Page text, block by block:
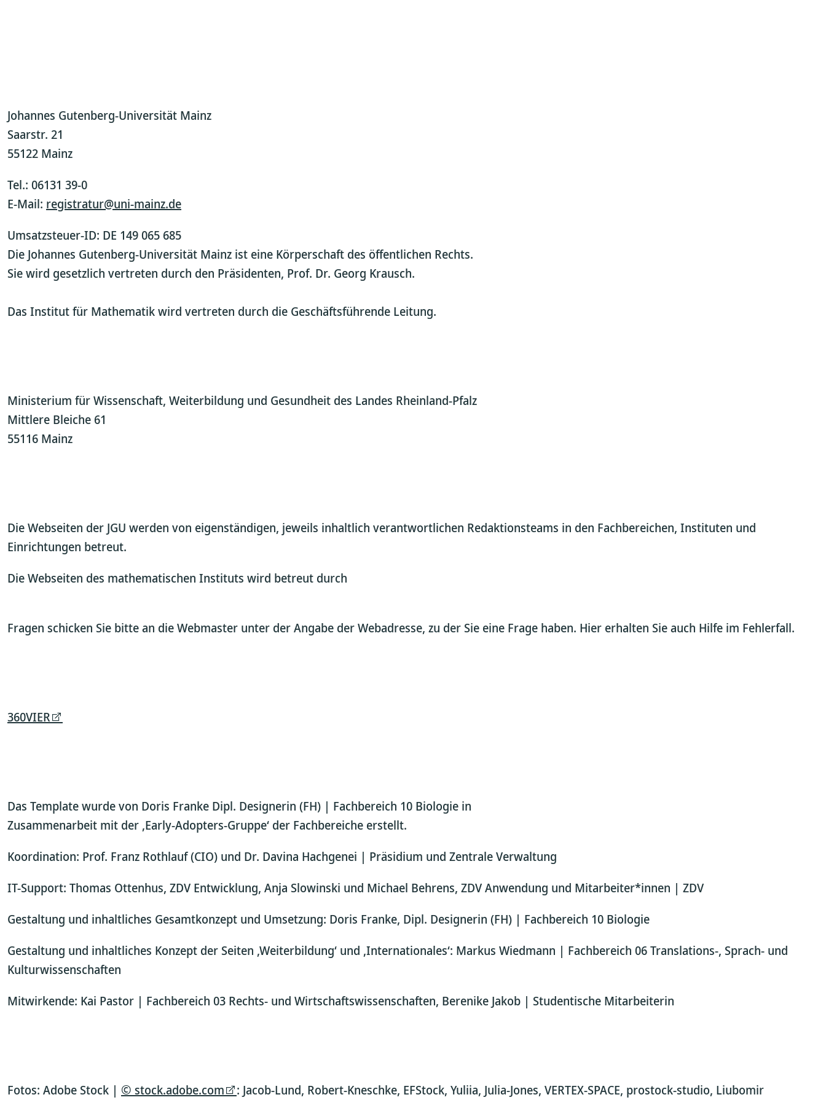
Johannes Gutenberg-Universität Mainz
Saarstr. 21
55122 Mainz
Tel.: 06131 39-0
E-Mail: registratur@uni-mainz.de
Umsatzsteuer-ID: DE 149 065 685
Die Johannes Gutenberg-Universität Mainz ist eine Körperschaft des öffentlichen Rechts.
Sie wird gesetzlich vertreten durch den Präsidenten, Prof. Dr. Georg Krausch.
Das Institut für Mathematik wird vertreten durch die Geschäftsführende Leitung.
Ministerium für Wissenschaft, Weiterbildung und Gesundheit des Landes Rheinland-Pfalz
Mittlere Bleiche 61
55116 Mainz
Die Webseiten der JGU werden von eigenständigen, jeweils inhaltlich verantwortlichen Redaktionsteams in den Fachbereichen, Instituten und
Einrichtungen betreut.
Die Webseiten des mathematischen Instituts wird betreut durch
Fragen schicken Sie bitte an die Webmaster unter der Angabe der Webadresse, zu der Sie eine Frage haben. Hier erhalten Sie auch Hilfe im Fehlerfall.
360VIER
Das Template wurde von Doris Franke Dipl. Designerin (FH) | Fachbereich 10 Biologie in
Zusammenarbeit mit der ‚Early-Adopters-Gruppe‘ der Fachbereiche erstellt.
Koordination: Prof. Franz Rothlauf (CIO) und Dr. Davina Hachgenei | Präsidium und Zentrale Verwaltung
IT-Support: Thomas Ottenhus, ZDV Entwicklung, Anja Slowinski und Michael Behrens, ZDV Anwendung und Mitarbeiter*innen | ZDV
Gestaltung und inhaltliches Gesamtkonzept und Umsetzung: Doris Franke, Dipl. Designerin (FH) | Fachbereich 10 Biologie
Gestaltung und inhaltliches Konzept der Seiten ‚Weiterbildung‘ und ‚Internationales‘: Markus Wiedmann | Fachbereich 06 Translations-, Sprach- und
Kulturwissenschaften
Mitwirkende: Kai Pastor | Fachbereich 03 Rechts- und Wirtschaftswissenschaften, Berenike Jakob | Studentische Mitarbeiterin
Fotos: Adobe Stock | © stock.adobe.com
: Jacob-Lund, Robert-Kneschke, EFStock, Yuliia, Julia-Jones, VERTEX-SPACE, prostock-studio, Liubomir